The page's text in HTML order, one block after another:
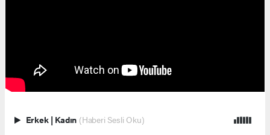
Erkek | Kadın (Haberi Sesli Oku)